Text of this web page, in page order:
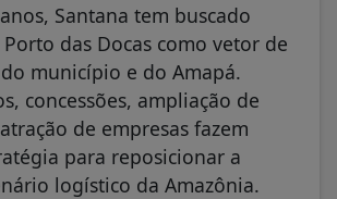
Santana tem buscado
das Docas como vetor de
município e do Amapá.
concessões, ampliação de
de empresas fazem
para reposicionar a
logístico da Amazônia.